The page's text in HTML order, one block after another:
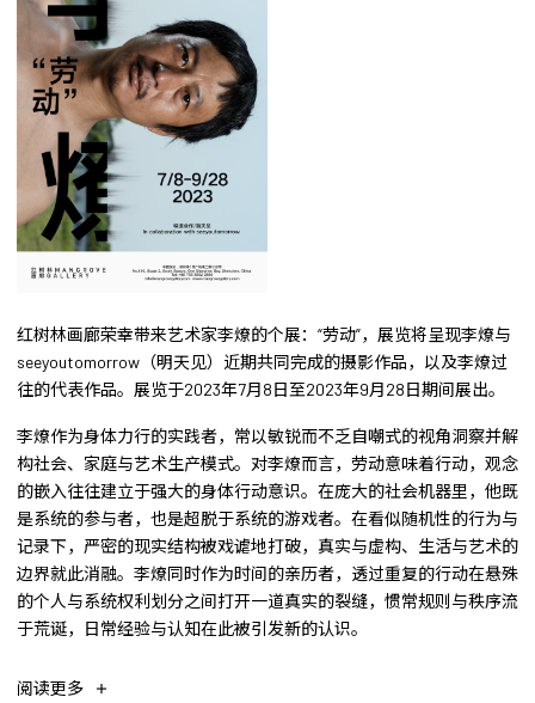
红树林画廊荣幸带来艺术家李燎的个展：“劳动”，展览将呈现李燎与
seeyoutomorrow（明天见）近期共同完成的摄影作品，以及李燎过
往的代表作品。展览于2023年7月8日至2023年9月28日期间展出。
李燎作为身体力行的实践者，常以敏锐而不乏自嘲式的视角洞察并解
构社会、家庭与艺术生产模式。对李燎而言，劳动意味着行动，观念
的嵌入往往建立于强大的身体行动意识。在庞大的社会机器里，他既
是系统的参与者，也是超脱于系统的游戏者。在看似随机性的行为与
记录下，严密的现实结构被戏谑地打破，真实与虚构、生活与艺术的
边界就此消融。李燎同时作为时间的亲历者，透过重复的行动在悬殊
的个人与系统权利划分之间打开一道真实的裂缝，惯常规则与秩序流
于荒诞，日常经验与认知在此被引发新的认识。
阅读更多